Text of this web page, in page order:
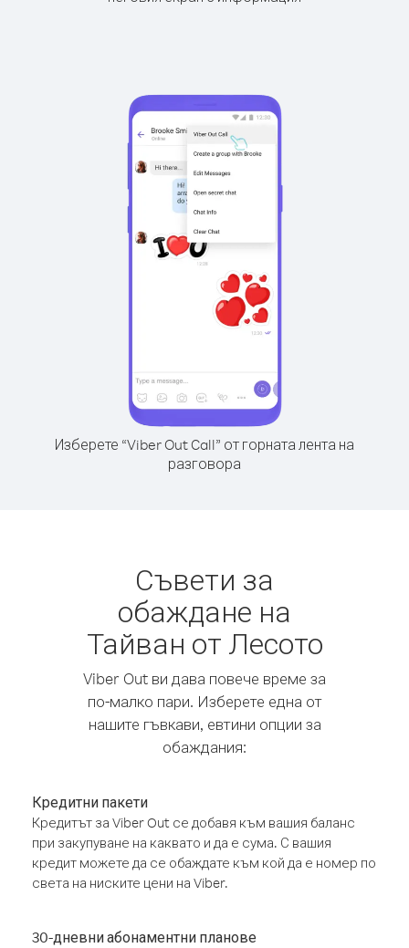
Изберете “Viber Out Call” от горната лента на
разговора
Съвети за
обаждане на
Тайван от Лесото
Viber Out ви дава повече време за
по-малко пари. Изберете една от
нашите гъвкави, евтини опции за
обаждания:
Кредитни пакети
Кредитът за Viber Out се добавя към вашия баланс
при закупуване на каквато и да е сума. С вашия
кредит можете да се обаждате към кой да е номер по
света на ниските цени на Viber.
30-дневни абонаментни планове